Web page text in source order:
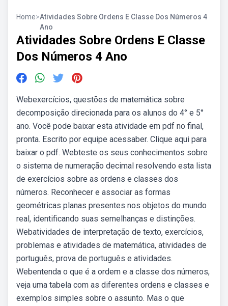
Home>Atividades Sobre Ordens E Classe Dos Números 4
Ano
Atividades Sobre Ordens E Classe
Dos Números 4 Ano
Webexercícios, questões de matemática sobre
decomposição direcionada para os alunos do 4° e 5°
ano. Você pode baixar esta atividade em pdf no final,
pronta. Escrito por equipe acessaber. Clique aqui para
baixar o pdf. Webteste os seus conhecimentos sobre
o sistema de numeração decimal resolvendo esta lista
de exercícios sobre as ordens e classes dos
números. Reconhecer e associar as formas
geométricas planas presentes nos objetos do mundo
real, identificando suas semelhanças e distinções.
Webatividades de interpretação de texto, exercícios,
problemas e atividades de matemática, atividades de
português, prova de português e atividades.
Webentenda o que é a ordem e a classe dos números,
veja uma tabela com as diferentes ordens e classes e
exemplos simples sobre o assunto. Mas o que